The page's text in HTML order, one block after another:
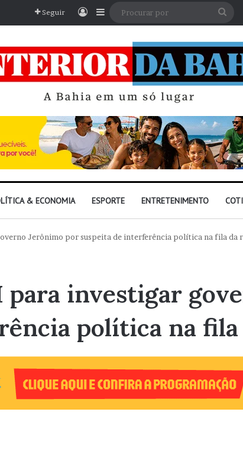
Seguir EntrarBarra Lateral
& ECONOMIA ESPORTE ENTRETENIMENTO
Jerônimo por suspeita de interferência política na fila da
para investigar
política na fila